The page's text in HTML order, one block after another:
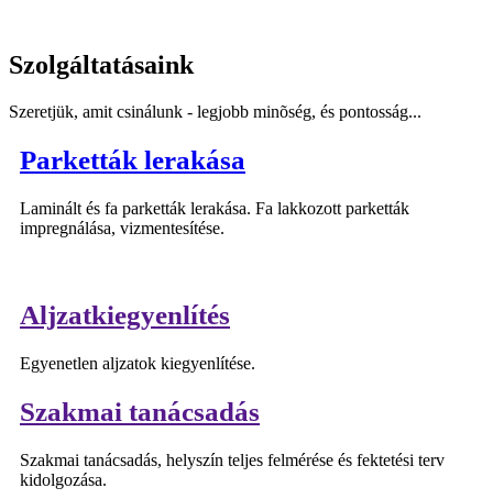
Szolgáltatásaink
Szeretjük, amit csinálunk - legjobb minõség, és pontosság...
Parketták lerakása
Laminált és fa parketták lerakása. Fa lakkozott parketták
impregnálása, vizmentesítése.
Aljzatkiegyenlítés
Egyenetlen aljzatok kiegyenlítése.
Szakmai tanácsadás
Szakmai tanácsadás, helyszín teljes felmérése és fektetési terv
kidolgozása.